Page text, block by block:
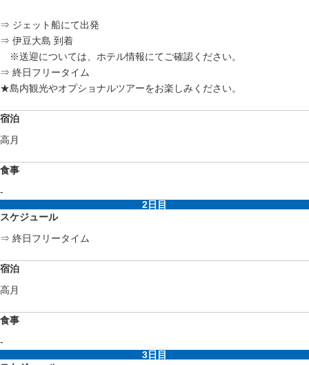
⇒ ジェット船にて出発
⇒ 伊豆大島 到着
※送迎については、ホテル情報にてご確認ください。
⇒ 終日フリータイム
★島内観光やオプショナルツアーをお楽しみください。
宿泊
高月
食事
-
2日目
スケジュール
⇒ 終日フリータイム
宿泊
高月
食事
-
3日目